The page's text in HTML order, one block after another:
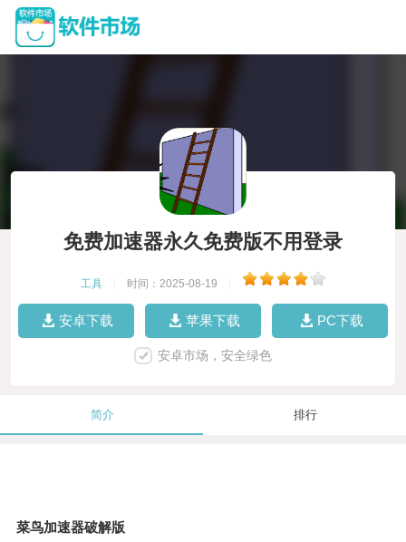
免费加速器永久免费版不用登录
工具 时间：2025-08-19
安卓下载 苹果下载 PC下载
安卓市场，安全绿色
简介 排行
菜鸟加速器破解版